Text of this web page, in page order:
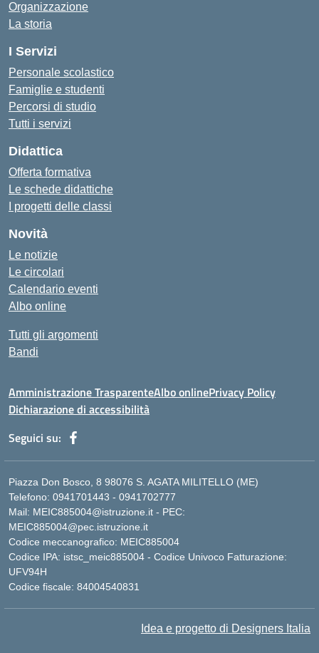
Organizzazione
La storia
I Servizi
Personale scolastico
Famiglie e studenti
Percorsi di studio
Tutti i servizi
Didattica
Offerta formativa
Le schede didattiche
I progetti delle classi
Novità
Le notizie
Le circolari
Calendario eventi
Albo online
Tutti gli argomenti
Bandi
Amministrazione TrasparenteAlbo onlinePrivacy Policy
Dichiarazione di accessibilità
Seguici su:
Piazza Don Bosco, 8 98076 S. AGATA MILITELLO (ME)
Telefono: 0941701443 - 0941702777
Mail: MEIC885004@istruzione.it - PEC:
MEIC885004@pec.istruzione.it
Codice meccanografico: MEIC885004
Codice IPA: istsc_meic885004 - Codice Univoco Fatturazione:
UFV94H
Codice fiscale: 84004540831
Idea e progetto di Designers Italia